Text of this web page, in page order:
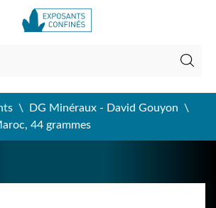
DG Minéraux - David Gouyon
44 grammes